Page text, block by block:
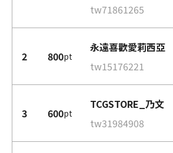
tw71861265
2 800pt
永遠喜歡愛莉西亞
tw15176221
3 600pt
TCGSTORE_乃文
tw31984908